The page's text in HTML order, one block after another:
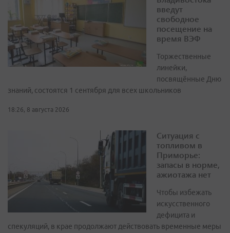
введут
свободное
посещение на
время ВЭФ
Торжественные
линейки,
посвящённые Дню
знаний, состоятся 1 сентября для всех школьников
18:26, 8 августа 2026
Ситуация с
топливом в
Приморье:
запасы в норме,
ажиотажа нет
Чтобы избежать
искусственного
дефицита и
спекуляций, в крае продолжают действовать временные меры